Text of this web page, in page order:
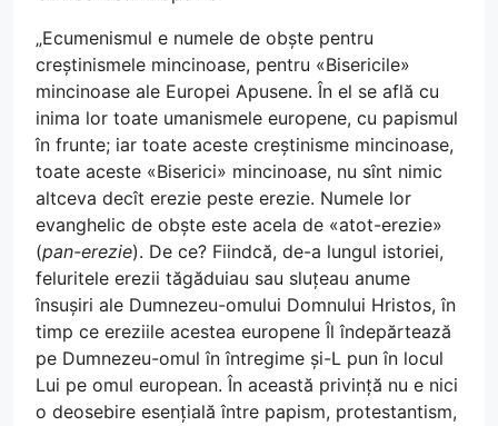
„Ecumenismul e numele de obște pentru
creștinismele mincinoase, pentru «Bisericile»
mincinoase ale Europei Apusene. În el se află cu
inima lor toate umanismele europene, cu papismul
în frunte; iar toate aceste creștinisme mincinoase,
toate aceste «Biserici» mincinoase, nu sînt nimic
altceva decît erezie peste erezie. Numele lor
evanghelic de obște este acela de «atot-erezie»
(pan-erezie). De ce? Fiindcă, de-a lungul istoriei,
feluritele erezii tăgăduiau sau sluțeau anume
însușiri ale Dumnezeu-omului Domnului Hristos, în
timp ce ereziile acestea europene Îl îndepărtează
pe Dumnezeu-omul în întregime și-L pun în locul
Lui pe omul european. În această privință nu e nici
o deosebire esențială între papism, protestantism,